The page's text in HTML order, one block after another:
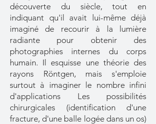
découverte du siècle, tout en
indiquant qu'il avait lui-même déjà
imaginé de recourir à la lumière
radiante pour obtenir des
photographies internes du corps
humain. Il esquisse une théorie des
rayons Röntgen, mais s'emploie
surtout à imaginer le nombre infini
d'applications Les possibilités
chirurgicales (identification d'une
fracture, d'une balle logée dans un os)